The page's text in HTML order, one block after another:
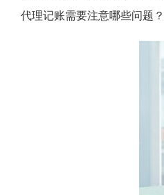
代理记账需要注意哪些问题